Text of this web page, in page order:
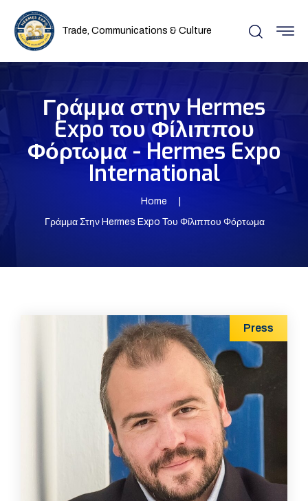
Trade, Communications & Culture
Γράμμα στην Hermes
Expo του Φίλιππου
Φόρτωμα - Hermes Expo
International
Home
Γράμμα Στην Hermes Expo Του Φίλιππου Φόρτωμα
Press